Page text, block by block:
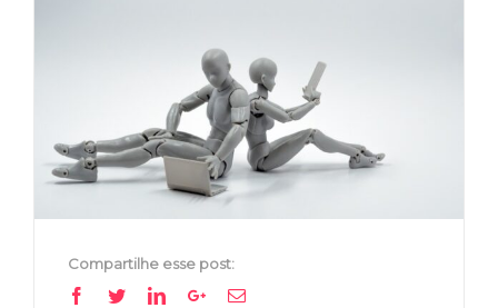
Compartilhe esse post:
Facebook
TwitterLinkedinGoogle+Email